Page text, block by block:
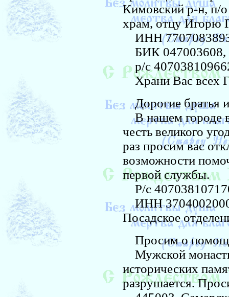
Кимовский р-н, п/
храм, отцу Игорю
ИНН
БИК 047003608,
р/с
Храни Вас всех
Дорогие братья
В нашем городе
честь великого
раз просим вас
возможности
первой службы.
Р/с
ИНН
Посадское
Просим о
Мужской
исторических
разрушается.